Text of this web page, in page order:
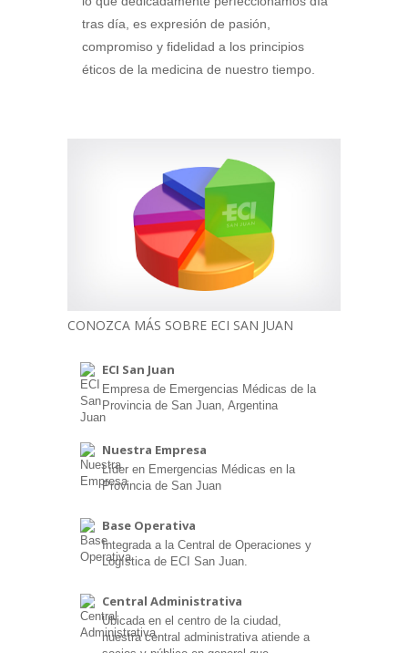
tras día, es expresión de pasión,
compromiso y fidelidad a los principios
éticos de la medicina de nuestro tiempo.
CONOZCA MÁS SOBRE ECI SAN JUAN
ECI San Juan
Empresa de Emergencias Médicas de la
Provincia de San Juan, Argentina
Nuestra Empresa
Líder en Emergencias Médicas en la
Provincia de San Juan
Base Operativa
Integrada a la Central de Operaciones y
Logística de ECI San Juan.
Central Administrativa
Ubicada en el centro de la ciudad,
nuestra central administrativa atiende a